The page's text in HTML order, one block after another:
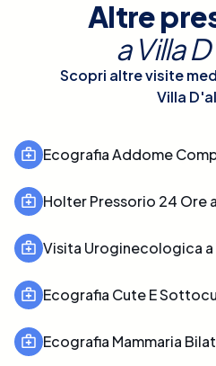
Altre
a Villa
Scopri altre visite
Villa
Ecografia Addome
Holter Pressorio 24 Ore
Visita Uroginecologica a
Ecografia Cute E
Ecografia Mammaria